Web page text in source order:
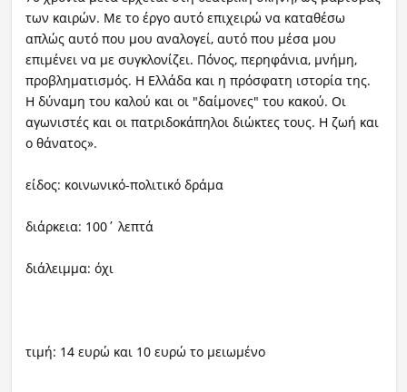
των καιρών. Με το έργο αυτό επιχειρώ να καταθέσω
απλώς αυτό που μου αναλογεί, αυτό που μέσα μου
επιμένει να με συγκλονίζει. Πόνος, περηφάνια, μνήμη,
προβληματισμός. Η Ελλάδα και η πρόσφατη ιστορία της.
Η δύναμη του καλού και οι "δαίμονες" του κακού. Οι
αγωνιστές και οι πατριδοκάπηλοι διώκτες τους. Η ζωή και
ο θάνατος».
είδος: κοινωνικό-πολιτικό δράμα
διάρκεια: 100΄ λεπτά
διάλειμμα: όχι
τιμή: 14 ευρώ και 10 ευρώ το μειωμένο